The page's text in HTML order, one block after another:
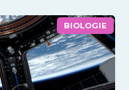
BIOLOGIE